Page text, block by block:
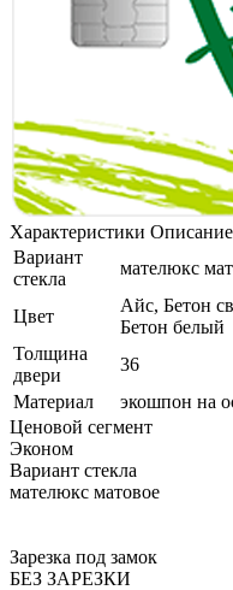
Характеристики Описание
Вариант
стекла
мателюкс
Цвет
Айс, Бетон
Бетон белый
Толщина
двери
36
Материал
экошпон на
Ценовой сегмент
Эконом
Вариант стекла
мателюкс матовое
Зарезка под замок
БЕЗ ЗАРЕЗКИ